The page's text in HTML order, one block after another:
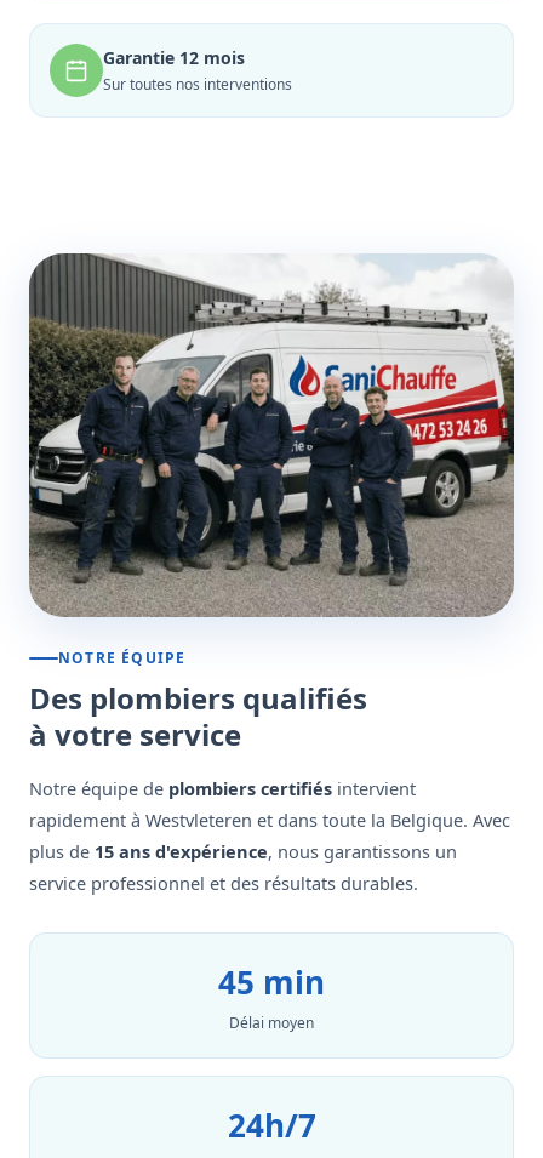
Garantie 12 mois
Sur toutes nos interventions
NOTRE ÉQUIPE
Des plombiers qualifiés
à votre service
Notre équipe de plombiers certifiés intervient
rapidement à Westvleteren et dans toute la Belgique. Avec
plus de 15 ans d'expérience, nous garantissons un
service professionnel et des résultats durables.
45 min
Délai moyen
24h/7